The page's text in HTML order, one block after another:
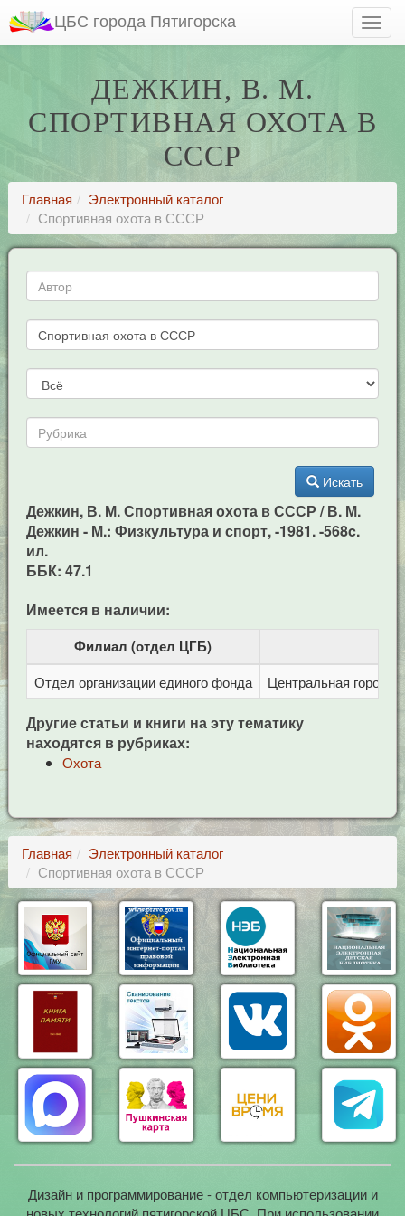
ЦБС города Пятигорска
ДЕЖКИН, В. М.
СПОРТИВНАЯ ОХОТА В
СССР
Главная
Электронный каталог
Спортивная охота в СССР
Искать
Дежкин, В. М. Спортивная охота в СССР / В. М.
Дежкин - М.: Физкультура и спорт, -1981. -568c.
ил.
ББК: 47.1
Имеется в наличии:
Филиал (отдел ЦГБ)
Отдел организации единого фонда Центральная
Другие статьи и книги на эту тематику
находятся в рубриках:
Охота
Главная
Электронный каталог
Спортивная охота в СССР
Дизайн и программирование - отдел компьютеризации и